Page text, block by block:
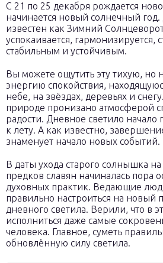
С 21 по 25 декабря рождается
начинается новый солнечный
известен как Зимний
успокаивается, гармонизируется,
стабильным и устойчивым.
Вы можете ощутить эту тихую, но
энергию спокойствия,
небе, на звёздах, деревьях и
природе пронизано атмосферой
радости. Дневное светило начало
к лету. А как известно,
знаменует начало новых событий.
В даты ухода старого солнышка
предков славян начиналась пора
духовных практик. Ведающие
правильно настроиться на новый
дневного светила. Верили, что в
исполниться даже самые
человека. Главное, суметь
обновлённую силу светила.